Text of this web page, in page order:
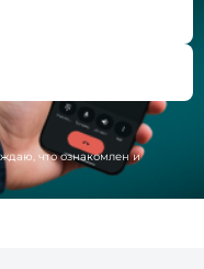
что ознакомлен и